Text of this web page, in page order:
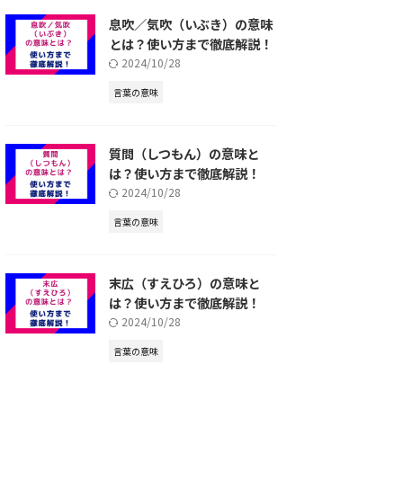
息吹／気吹（いぶき）の意味
とは？使い方まで徹底解説！
2024/10/28
言葉の意味
質問（しつもん）の意味と
は？使い方まで徹底解説！
2024/10/28
言葉の意味
末広（すえひろ）の意味と
は？使い方まで徹底解説！
2024/10/28
言葉の意味